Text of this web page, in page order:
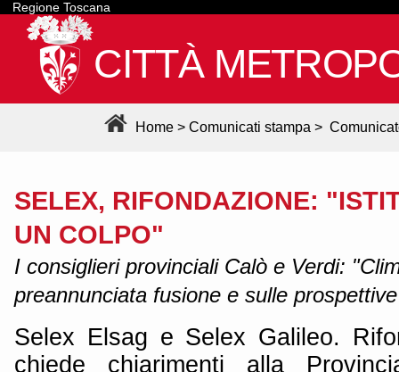
Regione Toscana
CITTÀ
Home > Comunicati stampa >
SELEX, RIFONDAZIONE:
UN COLPO"
I consiglieri provinciali Calò e Verdi:
preannunciata fusione e sulle
Selex Elsag e Selex Galileo.
chiede chiarimenti alla